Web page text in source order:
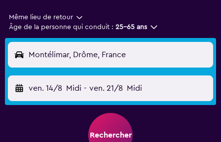
Même lieu de retour
Âge de la personne qui conduit : 25-65 ans
Montélimar, Drôme, France
ven. 14/8 Midi - ven. 21/8 Midi
Rechercher